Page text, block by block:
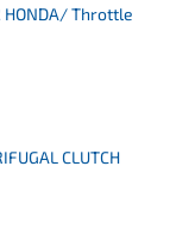
HONDA/ Throttle
CLUTCH